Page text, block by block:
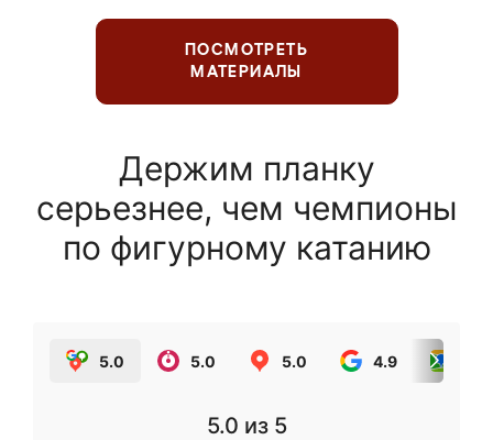
ПОСМОТРЕТЬ
МАТЕРИАЛЫ
Держим планку
серьезнее, чем чемпионы
по фигурному катанию
5.0 5.0 5.0 4.9
5.0 из 5